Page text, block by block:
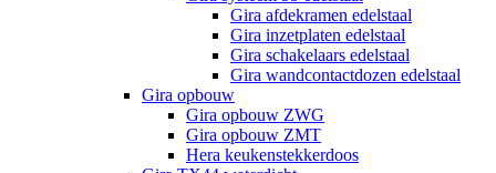
Gira afdekramen edelstaal
Gira inzetplaten edelstaal
Gira schakelaars edelstaal
Gira wandcontactdozen edelstaal
Gira opbouw
Gira opbouw ZWG
Gira opbouw ZMT
Hera keukenstekkerdoos